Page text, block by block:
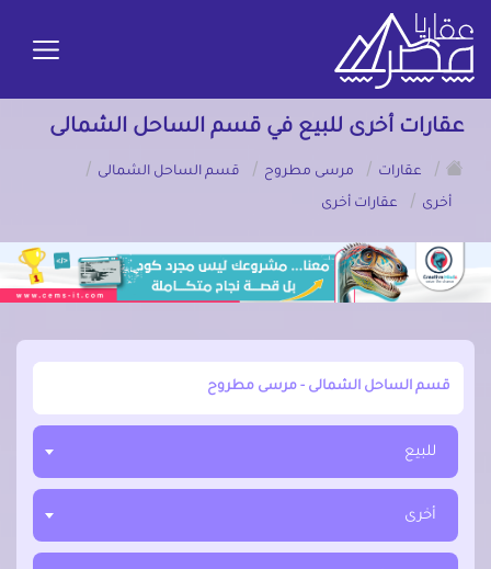
عقارات أخرى للبيع في قسم الساحل الشمالى
/
عقارات / مرسى مطروح / قسم الساحل الشمالى /
أخرى / عقارات أخرى
أبحث عن مدينة, محافظة, حي
للبيع
أخرى